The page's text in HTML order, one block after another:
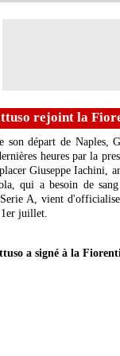
rejoint la
départ de Naples,
heures par la
Giuseppe Iachini,
qui a besoin de
A, vient
1er juillet.
a signé à la